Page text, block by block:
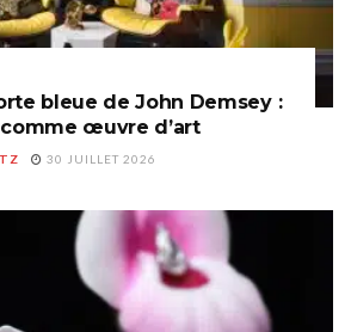
bleue de John Demsey :
œuvre d’art
30 JUILLET 2026